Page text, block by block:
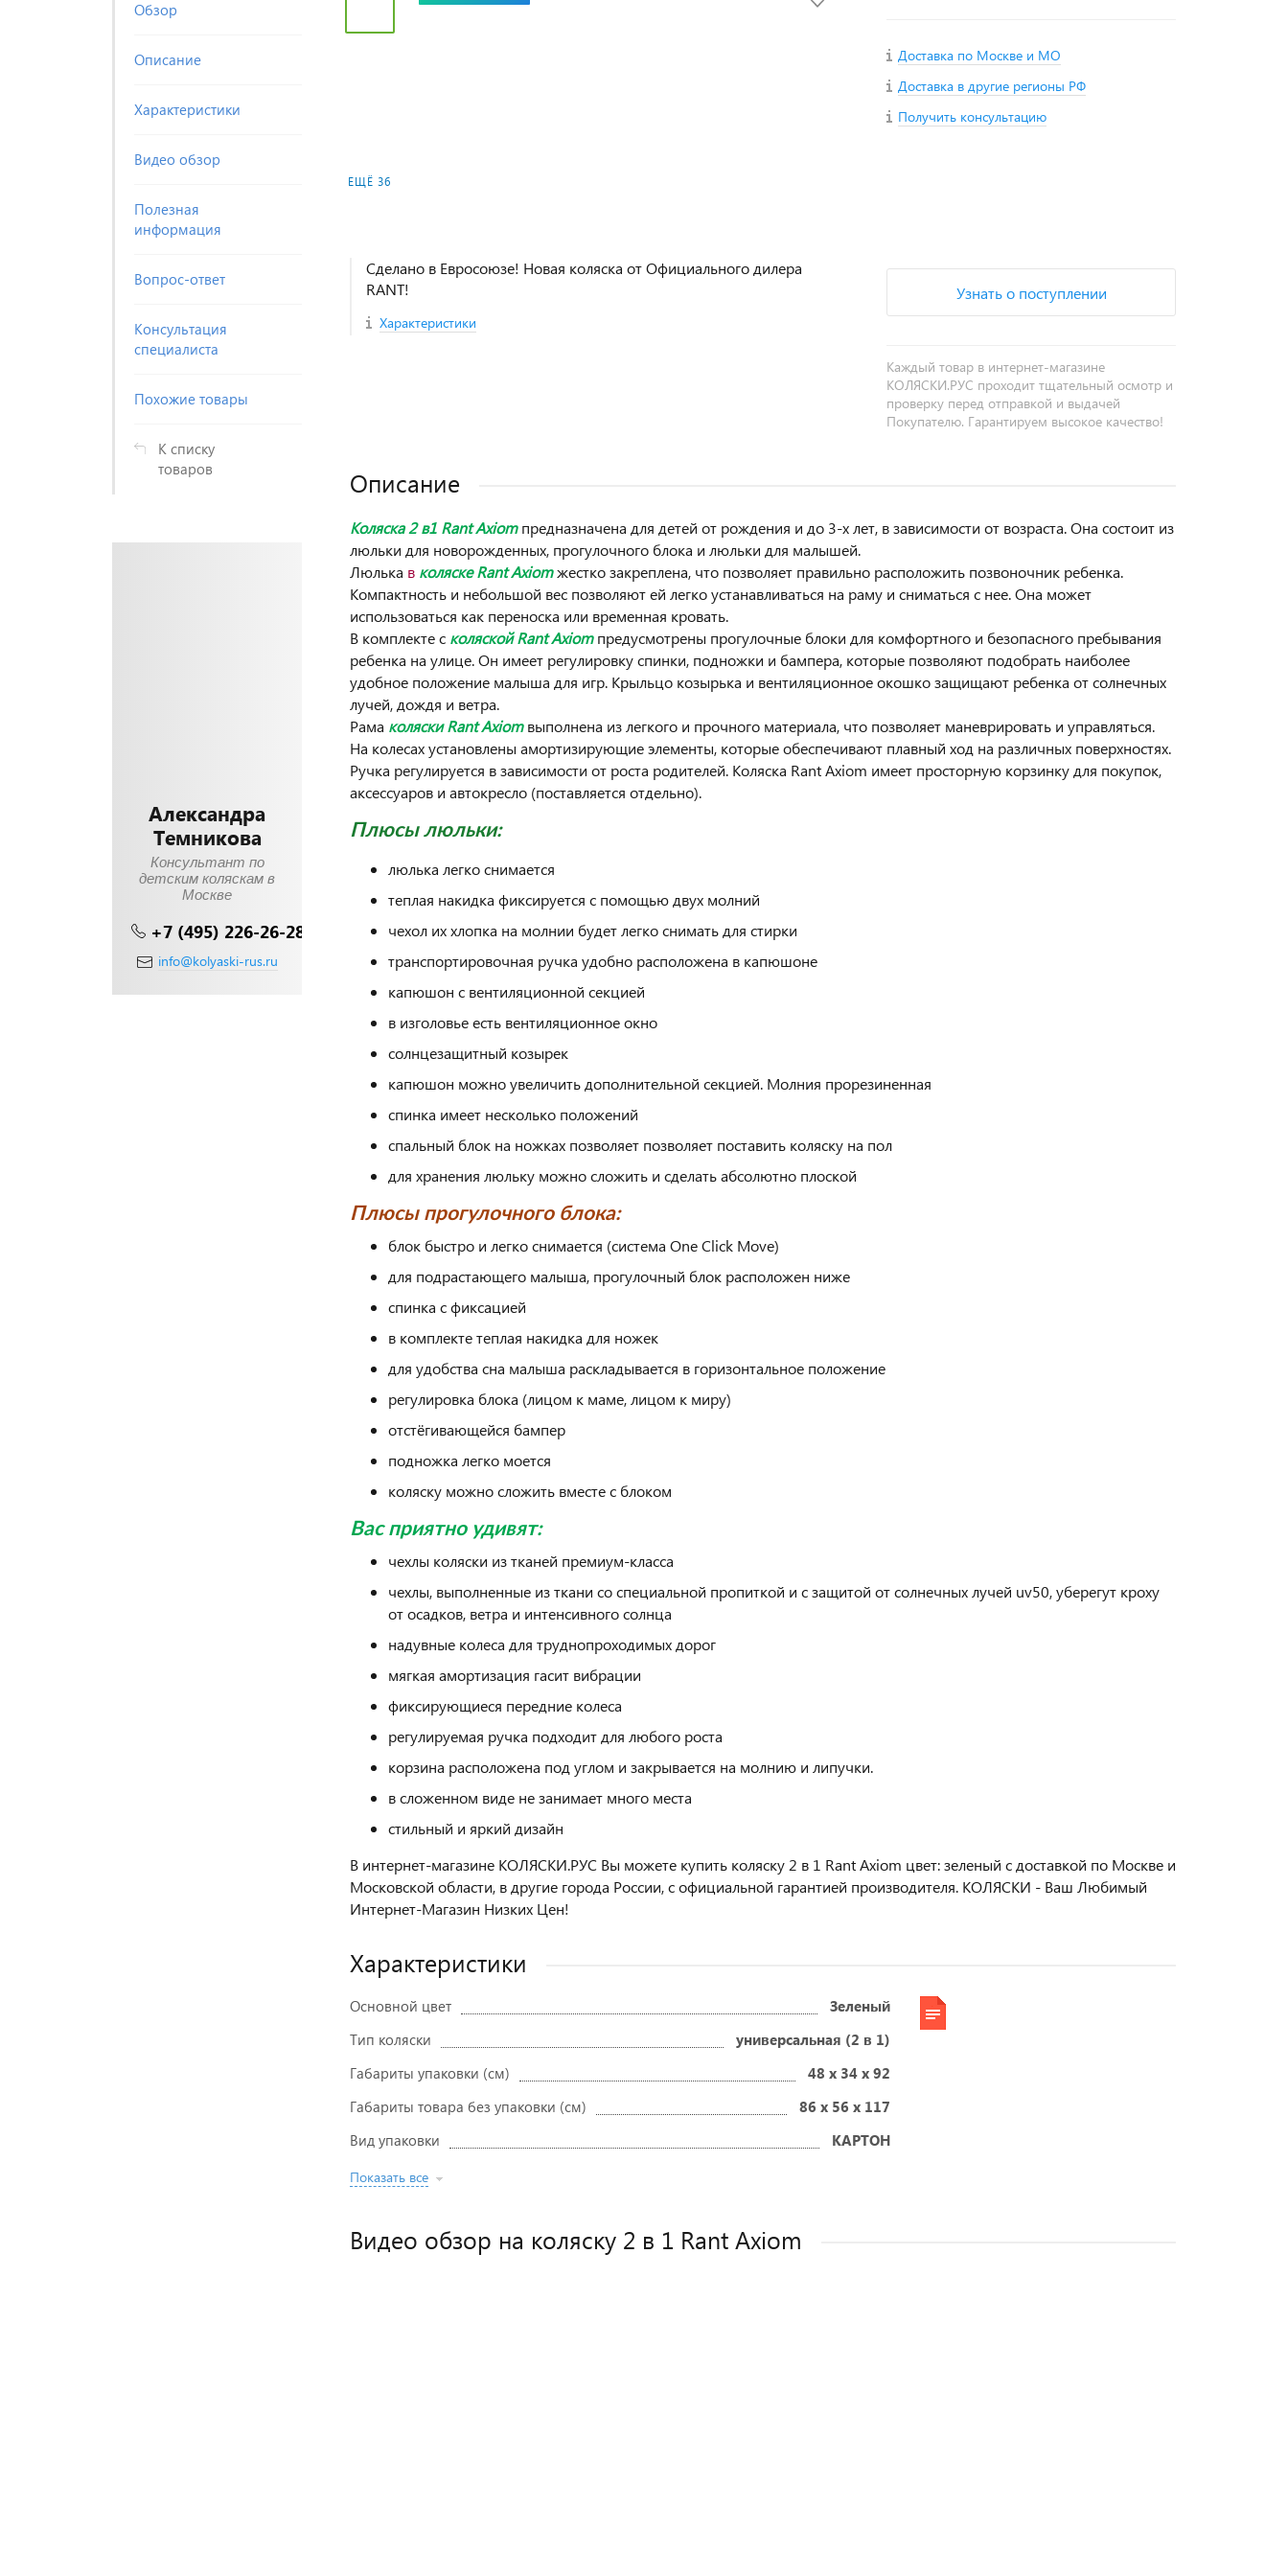
Обзор
Описание
Характеристики
Видео обзор
Полезная
информация
Вопрос-ответ
Консультация
специалиста
Похожие товары
К списку
товаров
Александра
Темникова
Консультант по
детским коляскам в
Москве
+7 (495) 226-26-28
info@kolyaski-rus.ru
ЕЩЁ 36
Сделано в Евросоюзе! Новая коляска от Официального дилера
RANT!
Характеристики
Доставка по Москве и МО
Доставка в другие регионы РФ
Получить консультацию
Узнать о поступлении
Каждый товар в интернет-магазине
КОЛЯСКИ.РУС проходит тщательный осмотр и
проверку перед отправкой и выдачей
Покупателю. Гарантируем высокое качество!
Описание
Коляска 2 в1 Rant Axiomпредназначена для детей от рождения и до 3-х лет, в зависимости от возраста. Она состоит из
люльки для новорожденных, прогулочного блока и люльки для малышей.
Люлька в коляске Rant Axiomжестко закреплена, что позволяет правильно расположить позвоночник ребенка.
Компактность и небольшой вес позволяют ей легко устанавливаться на раму и сниматься с нее. Она может
использоваться как переноска или временная кровать.
В комплекте с коляской Rant Axiomпредусмотрены прогулочные блоки для комфортного и безопасного пребывания
ребенка на улице. Он имеет регулировку спинки, подножки и бампера, которые позволяют подобрать наиболее
удобное положение малыша для игр. Крыльцо козырька и вентиляционное окошко защищают ребенка от солнечных
лучей, дождя и ветра.
Рама коляски Rant Axiomвыполнена из легкого и прочного материала, что позволяет маневрировать и управляться.
На колесах установлены амортизирующие элементы, которые обеспечивают плавный ход на различных поверхностях.
Ручка регулируется в зависимости от роста родителей. Коляска Rant Axiom имеет просторную корзинку для покупок,
аксессуаров и автокресло (поставляется отдельно).
Плюсы люльки:
люлька легко снимается
теплая накидка фиксируется с помощью двух молний
чехол их хлопка на молнии будет легко снимать для стирки
транспортировочная ручка удобно расположена в капюшоне
капюшон с вентиляционной секцией
в изголовье есть вентиляционное окно
солнцезащитный козырек
капюшон можно увеличить дополнительной секцией. Молния прорезиненная
спинка имеет несколько положений
спальный блок на ножках позволяет позволяет поставить коляску на пол
для хранения люльку можно сложить и сделать абсолютно плоской
Плюсы прогулочного блока:
блок быстро и легко снимается (система One Click Move)
для подрастающего малыша, прогулочный блок расположен ниже
спинка с фиксацией
в комплекте теплая накидка для ножек
для удобства сна малыша раскладывается в горизонтальное положение
регулировка блока (лицом к маме, лицом к миру)
отстёгивающейся бампер
подножка легко моется
коляску можно сложить вместе с блоком
Вас приятно удивят:
чехлы коляски из тканей премиум-класса
чехлы, выполненные из ткани со специальной пропиткой и с защитой от солнечных лучей uv50, уберегут кроху
от осадков, ветра и интенсивного солнца
надувные колеса для труднопроходимых дорог
мягкая амортизация гасит вибрации
фиксирующиеся передние колеса
регулируемая ручка подходит для любого роста
корзина расположена под углом и закрывается на молнию и липучки.
в сложенном виде не занимает много места
стильный и яркий дизайн
В интернет-магазине КОЛЯСКИ.РУС Вы можете купить коляску 2 в 1 Rant Axiom цвет: зеленый с доставкой по Москве и
Московской области, в другие города России, с официальной гарантией производителя. КОЛЯСКИ - Ваш Любимый
Интернет-Магазин Низких Цен!
Характеристики
Основной цвет
Зеленый
Тип коляски
универсальная (2 в 1)
Габариты упаковки (см)
48 x 34 x 92
Габариты товара без упаковки (см)
86 x 56 x 117
Вид упаковки
КАРТОН
Показать все
Видео обзор на коляску 2 в 1 Rant Axiom